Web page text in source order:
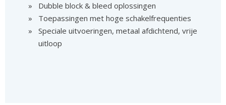
Dubble block & bleed oplossingen
Toepassingen met hoge schakelfrequenties
Speciale uitvoeringen, metaal afdichtend, vrije
uitloop